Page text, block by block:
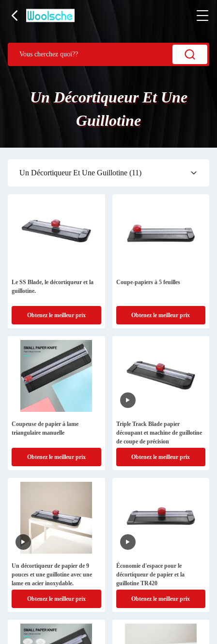
Un Décortiqueur Et Une
Guillotine
Un Décortiqueur Et Une Guillotine (11)
Le SS Blade, le décortiqueur et la
guillotine.
Obtenez le meilleur prix
Coupe-papiers à 5 feuilles
Obtenez le meilleur prix
Coupeuse de papier à lame
triangulaire manuelle
Obtenez le meilleur prix
Triple Track Blade papier
découpant et machine de guillotine
de coupe de précision
Obtenez le meilleur prix
Un décortiqueur de papier de 9
pouces et une guillotine avec une
lame en acier inoxydable.
Obtenez le meilleur prix
Économie d'espace pour le
décortiqueur de papier et la
guillotine TR420
Obtenez le meilleur prix